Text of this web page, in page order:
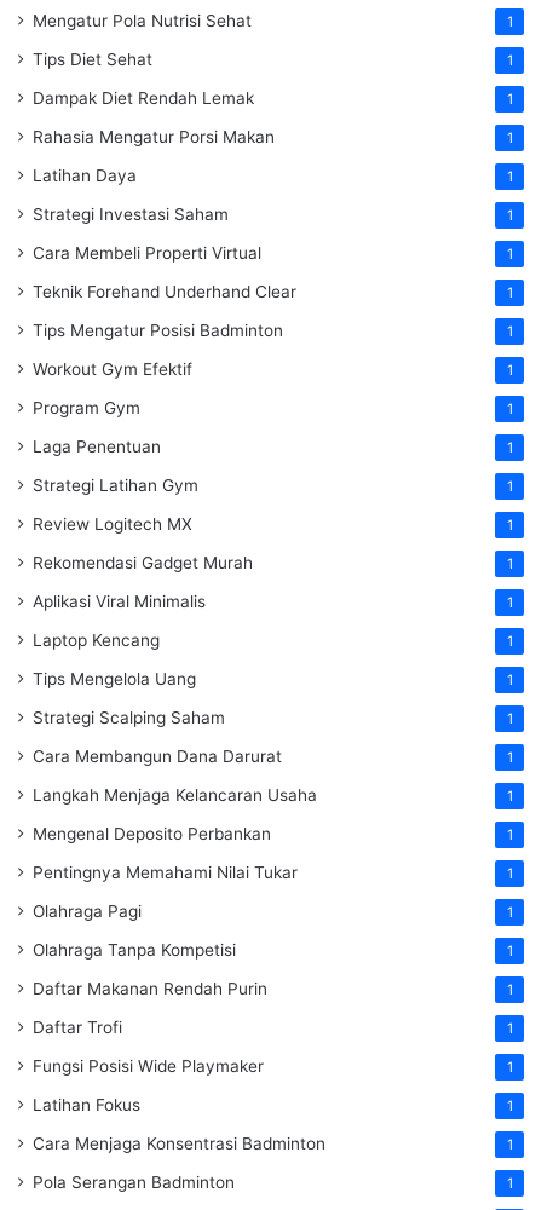
Mengatur Pola Nutrisi Sehat 1
Tips Diet Sehat 1
Dampak Diet Rendah Lemak 1
Rahasia Mengatur Porsi Makan 1
Latihan Daya 1
Strategi Investasi Saham 1
Cara Membeli Properti Virtual 1
Teknik Forehand Underhand Clear 1
Tips Mengatur Posisi Badminton 1
Workout Gym Efektif 1
Program Gym 1
Laga Penentuan 1
Strategi Latihan Gym 1
Review Logitech MX 1
Rekomendasi Gadget Murah 1
Aplikasi Viral Minimalis 1
Laptop Kencang 1
Tips Mengelola Uang 1
Strategi Scalping Saham 1
Cara Membangun Dana Darurat 1
Langkah Menjaga Kelancaran Usaha 1
Mengenal Deposito Perbankan 1
Pentingnya Memahami Nilai Tukar 1
Olahraga Pagi 1
Olahraga Tanpa Kompetisi 1
Daftar Makanan Rendah Purin 1
Daftar Trofi 1
Fungsi Posisi Wide Playmaker 1
Latihan Fokus 1
Cara Menjaga Konsentrasi Badminton 1
Pola Serangan Badminton 1